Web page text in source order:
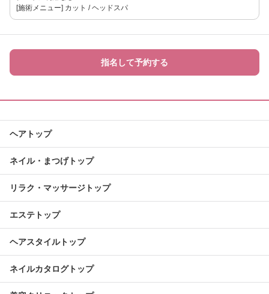
[施術メニュー] カット / ヘッドスパ
指名して予約する
ヘアトップ
ネイル・まつげトップ
リラク・マッサージトップ
エステトップ
ヘアスタイルトップ
ネイルカタログトップ